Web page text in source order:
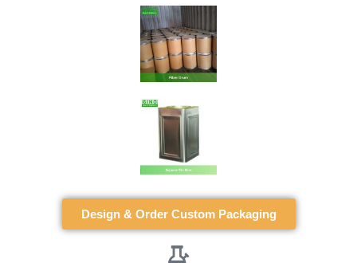
Design & Order Custom Packaging